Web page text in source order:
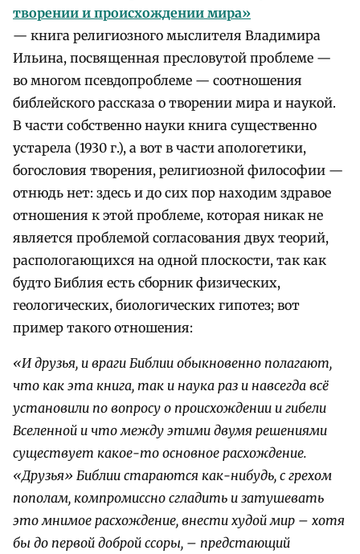
творении и происхождении мира»
— книга религиозного мыслителя Владимира
Ильина, посвященная пресловутой проблеме —
во многом псевдопроблеме — соотношения
библейского рассказа о творении мира и наукой.
В части собственно науки книга существенно
устарела (1930 г.), а вот в части апологетики,
богословия творения, религиозной философии —
отнюдь нет: здесь и до сих пор находим здравое
отношения к этой проблеме, которая никак не
является проблемой согласования двух теорий,
распологающихся на одной плоскости, так как
будто Библия есть сборник физических,
геологических, биологических гипотез; вот
пример такого отношения:
«И друзья, и враги Библии обыкновенно полагают,
что как эта книга, так и наука раз и навсегда всё
установили по вопросу о происхождении и гибели
Вселенной и что между этими двумя решениями
существует какое-то основное расхождение.
«Друзья» Библии стараются как-нибудь, с грехом
пополам, компромиссно сгладить и затушевать
это мнимое расхождение, внести худой мир – хотя
бы до первой доброй ссоры, – предстающий